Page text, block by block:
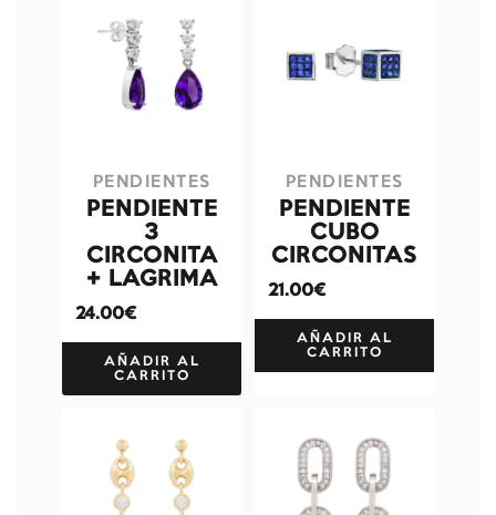
PENDIENTES
PENDIENTE
3
CIRCONITA
+ LAGRIMA
24.00€
AÑADIR AL
CARRITO
PENDIENTES
PENDIENTE
CUBO
CIRCONITAS
21.00€
AÑADIR AL
CARRITO